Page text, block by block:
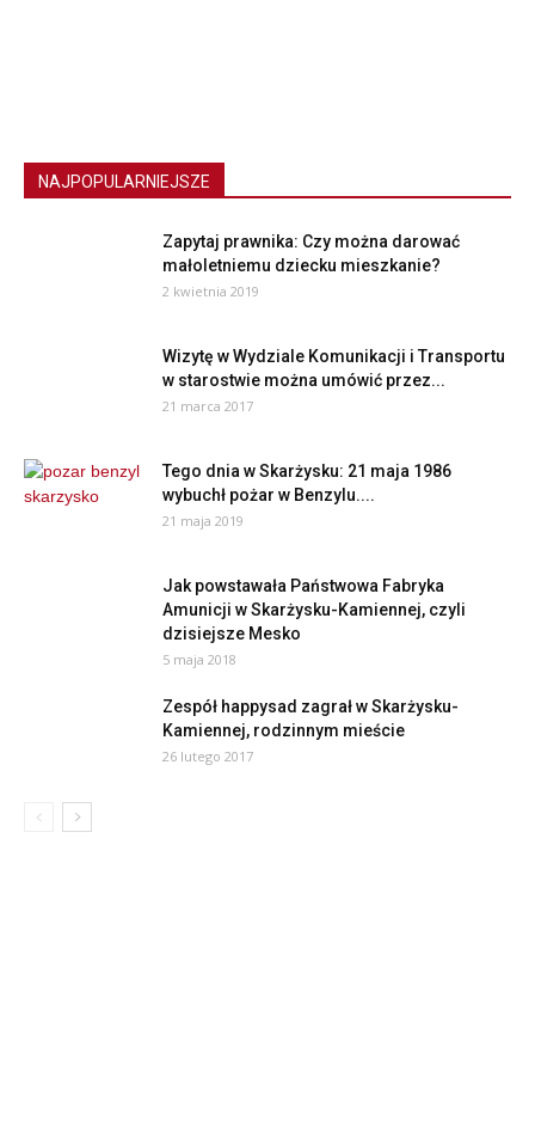
NAJPOPULARNIEJSZE
Zapytaj prawnika: Czy można darować
małoletniemu dziecku mieszkanie?
2 kwietnia 2019
Wizytę w Wydziale Komunikacji i Transportu
w starostwie można umówić przez...
21 marca 2017
Tego dnia w Skarżysku: 21 maja 1986
wybuchł pożar w Benzylu....
21 maja 2019
Jak powstawała Państwowa Fabryka
Amunicji w Skarżysku-Kamiennej, czyli
dzisiejsze Mesko
5 maja 2018
Zespół happysad zagrał w Skarżysku-
Kamiennej, rodzinnym mieście
26 lutego 2017